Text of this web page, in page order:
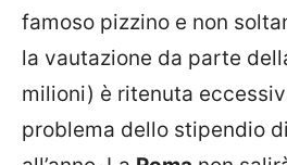
famoso pizzino e non
la vautazione da parte
milioni) è ritenuta
problema dello stipendio di